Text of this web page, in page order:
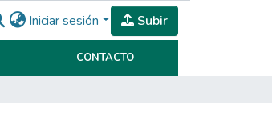
Iniciar sesión Subir
CONTACTO